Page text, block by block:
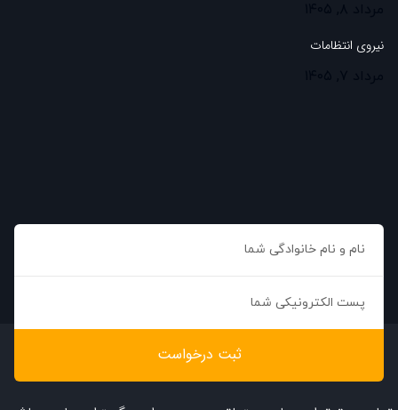
نیروی انتظامات
ثبت درخواست